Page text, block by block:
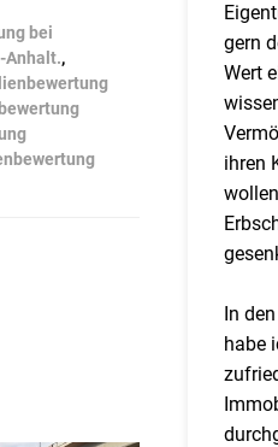
bei
Anhalt.,
gern
Wert
ihren
In
habe